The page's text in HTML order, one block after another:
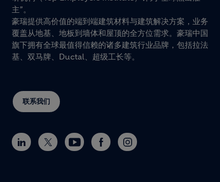
联系我们
主”。
豪瑞提供高价值的端到端建筑材料与建筑解决方案，业务
覆盖从地基、地板到墙体和屋顶的全方位需求。豪瑞中国
旗下拥有全球最值得信赖的诸多建筑行业品牌，包括拉法
基、双马牌、Ductal、超级工长等。